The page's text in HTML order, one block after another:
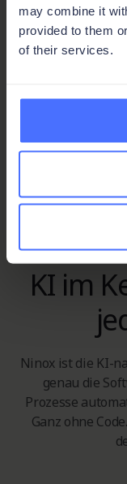
may combine it
provided to them
of their services.
Erstelle
direkt aus
Halte
KI im
Ninox ist die KI-
genau die
Prozesse
Ganz ohne